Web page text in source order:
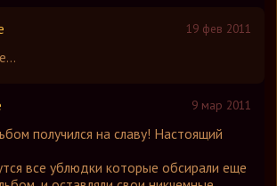
19 фев 2011
9 мар 2011
получился на славу! Настоящий
все ублюдки которые обсирали еще